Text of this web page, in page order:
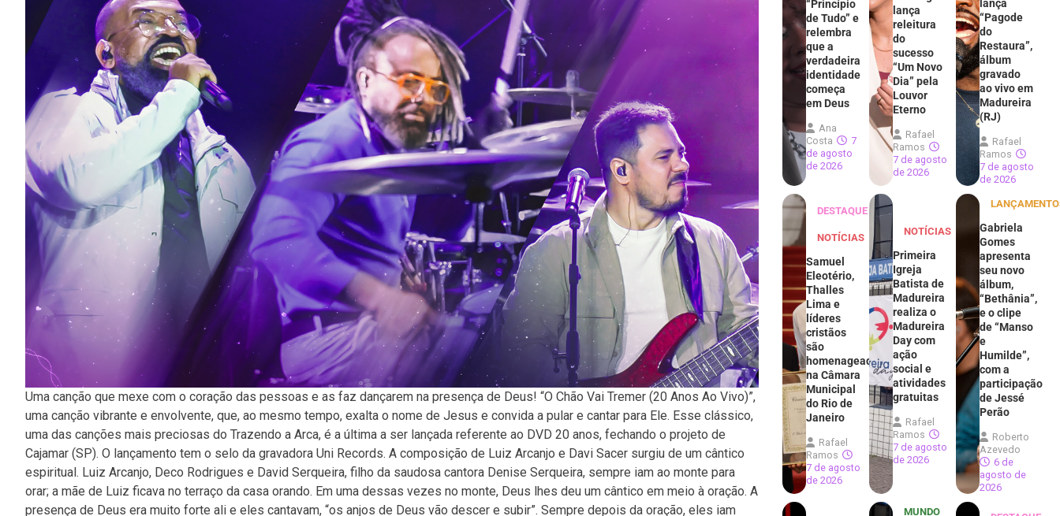
Uma canção que mexe com o coração das pessoas e as faz dançarem na presença de Deus! “O Chão Vai Tremer (20 Anos Ao Vivo)”,
uma canção vibrante e envolvente, que, ao mesmo tempo, exalta o nome de Jesus e convida a pular e cantar para Ele. Esse clássico,
uma das canções mais preciosas do Trazendo a Arca, é a última a ser lançada referente ao DVD 20 anos, fechando o projeto de
Cajamar (SP). O lançamento tem o selo da gravadora Uni Records. A composição de Luiz Arcanjo e Davi Sacer surgiu de um cântico
espiritual. Luiz Arcanjo, Deco Rodrigues e David Serqueira, filho da saudosa cantora Denise Serqueira, sempre iam ao monte para
orar; a mãe de Luiz ficava no terraço da casa orando. Em uma dessas vezes no monte, Deus lhes deu um cântico em meio à oração. A
presença de Deus era muito forte ali e eles cantavam, “os anjos de Deus vão descer e subir”. Sempre depois da oração, eles iam
“Princípio
de Tudo” e
relembra
que a
verdadeira
identidade
começa
em Deus
Ana
Costa
7
de agosto
de 2026
lança
releitura
do
sucesso
“Um Novo
Dia” pela
Louvor
Eterno
Rafael
Ramos
7 de agosto
de 2026
lança
“Pagode
do
Restaura”,
álbum
gravado
ao vivo em
Madureira
(RJ)
Rafael
Ramos
7 de agosto
de 2026
DESTAQUE
NOTÍCIAS
Samuel
Eleotério,
Thalles
Lima e
líderes
cristãos
são
homenageados
na Câmara
Municipal
do Rio de
Janeiro
Rafael
Ramos
7 de agosto
de 2026
NOTÍCIAS
Primeira
Igreja
Batista de
Madureira
realiza o
Madureira
Day com
ação
social e
atividades
gratuitas
Rafael
Ramos
7 de agosto
de 2026
Gabriela
Gomes
apresenta
seu novo
álbum,
“Bethânia”,
e o clipe
de “Manso
e
Humilde”,
com a
participação
de Jessé
Perão
Roberto
Azevedo
6 de
agosto de
2026
MUNDO